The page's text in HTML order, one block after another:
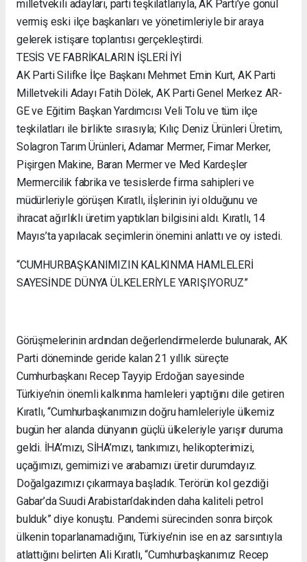
milletvekili adayları, parti teşkilatlarıyla, AK Parti’ye gönül
vermiş eski ilçe başkanları ve yönetimleriyle bir araya
gelerek istişare toplantısı gerçekleştirdi.
TESİS VE FABRİKALARIN İŞLERİ İYİ
AK Parti Silifke İlçe Başkanı Mehmet Emin Kurt, AK Parti
Milletvekili Adayı Fatih Dölek, AK Parti Genel Merkez AR-
GE ve Eğitim Başkan Yardımcısı Veli Tolu ve tüm ilçe
teşkilatları ile birlikte sırasıyla; Kılıç Deniz Ürünleri Üretim,
Solagron Tarım Ürünleri, Adamar Mermer, Fimar Merker,
Pişirgen Makine, Baran Mermer ve Med Kardeşler
Mermercilik fabrika ve tesislerde firma sahipleri ve
müdürleriyle görüşen Kıratlı, iİşlerinin iyi olduğunu ve
ihracat ağırlıklı üretim yaptıkları bilgisini aldı. Kıratlı, 14
Mayıs’ta yapılacak seçimlerin önemini anlattı ve oy istedi.
“CUMHURBAŞKANIMIZIN KALKINMA HAMLELERİ
SAYESİNDE DÜNYA ÜLKELERİYLE YARIŞIYORUZ”
Görüşmelerinin ardından değerlendirmelerde bulunarak, AK
Parti döneminde geride kalan 21 yıllık süreçte
Cumhurbaşkanı Recep Tayyip Erdoğan sayesinde
Türkiye’nin önemli kalkınma hamleleri yaptığını dile getiren
Kıratlı, “Cumhurbaşkanımızın doğru hamleleriyle ülkemiz
bugün her alanda dünyanın güçlü ülkeleriyle yarışır duruma
geldi. İHA’mızı, SİHA’mızı, tankımızı, helikopterimizi,
uçağımızı, gemimizi ve arabamızı üretir durumdayız.
Doğalgazımızı çıkarmaya başladık. Terörün kol gezdiği
Gabar’da Suudi Arabistan’dakinden daha kaliteli petrol
bulduk” diye konuştu. Pandemi sürecinden sonra birçok
ülkenin toparlanamadığını, Türkiye’nin ise en az sarsıntıyla
atlattığını belirten Ali Kıratlı, “Cumhurbaşkanımız Recep